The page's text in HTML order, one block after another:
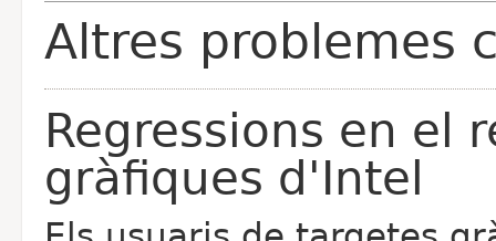
Altres problemes
Regressions en el
gràfiques d'Intel